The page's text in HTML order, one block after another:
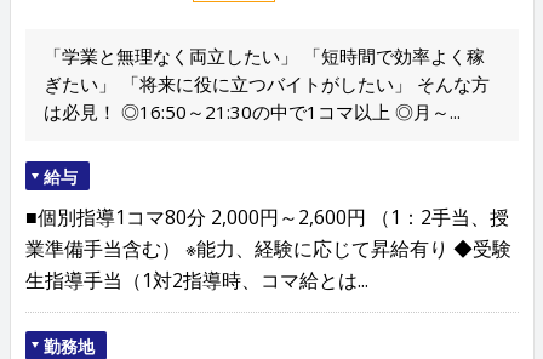
「学業と無理なく両立したい」 「短時間で効率よく稼
ぎたい」 「将来に役に立つバイトがしたい」 そんな方
は必見！ ◎16:50～21:30の中で1コマ以上 ◎月～...
給与
■個別指導1コマ80分 2,000円～2,600円 （1：2手当、授
業準備手当含む） ※能力、経験に応じて昇給有り ◆受験
生指導手当（1対2指導時、コマ給とは...
勤務地